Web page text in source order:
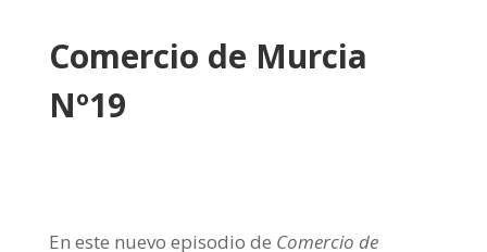
Comercio de Murcia
Nº19
En este nuevo episodio de Comercio de